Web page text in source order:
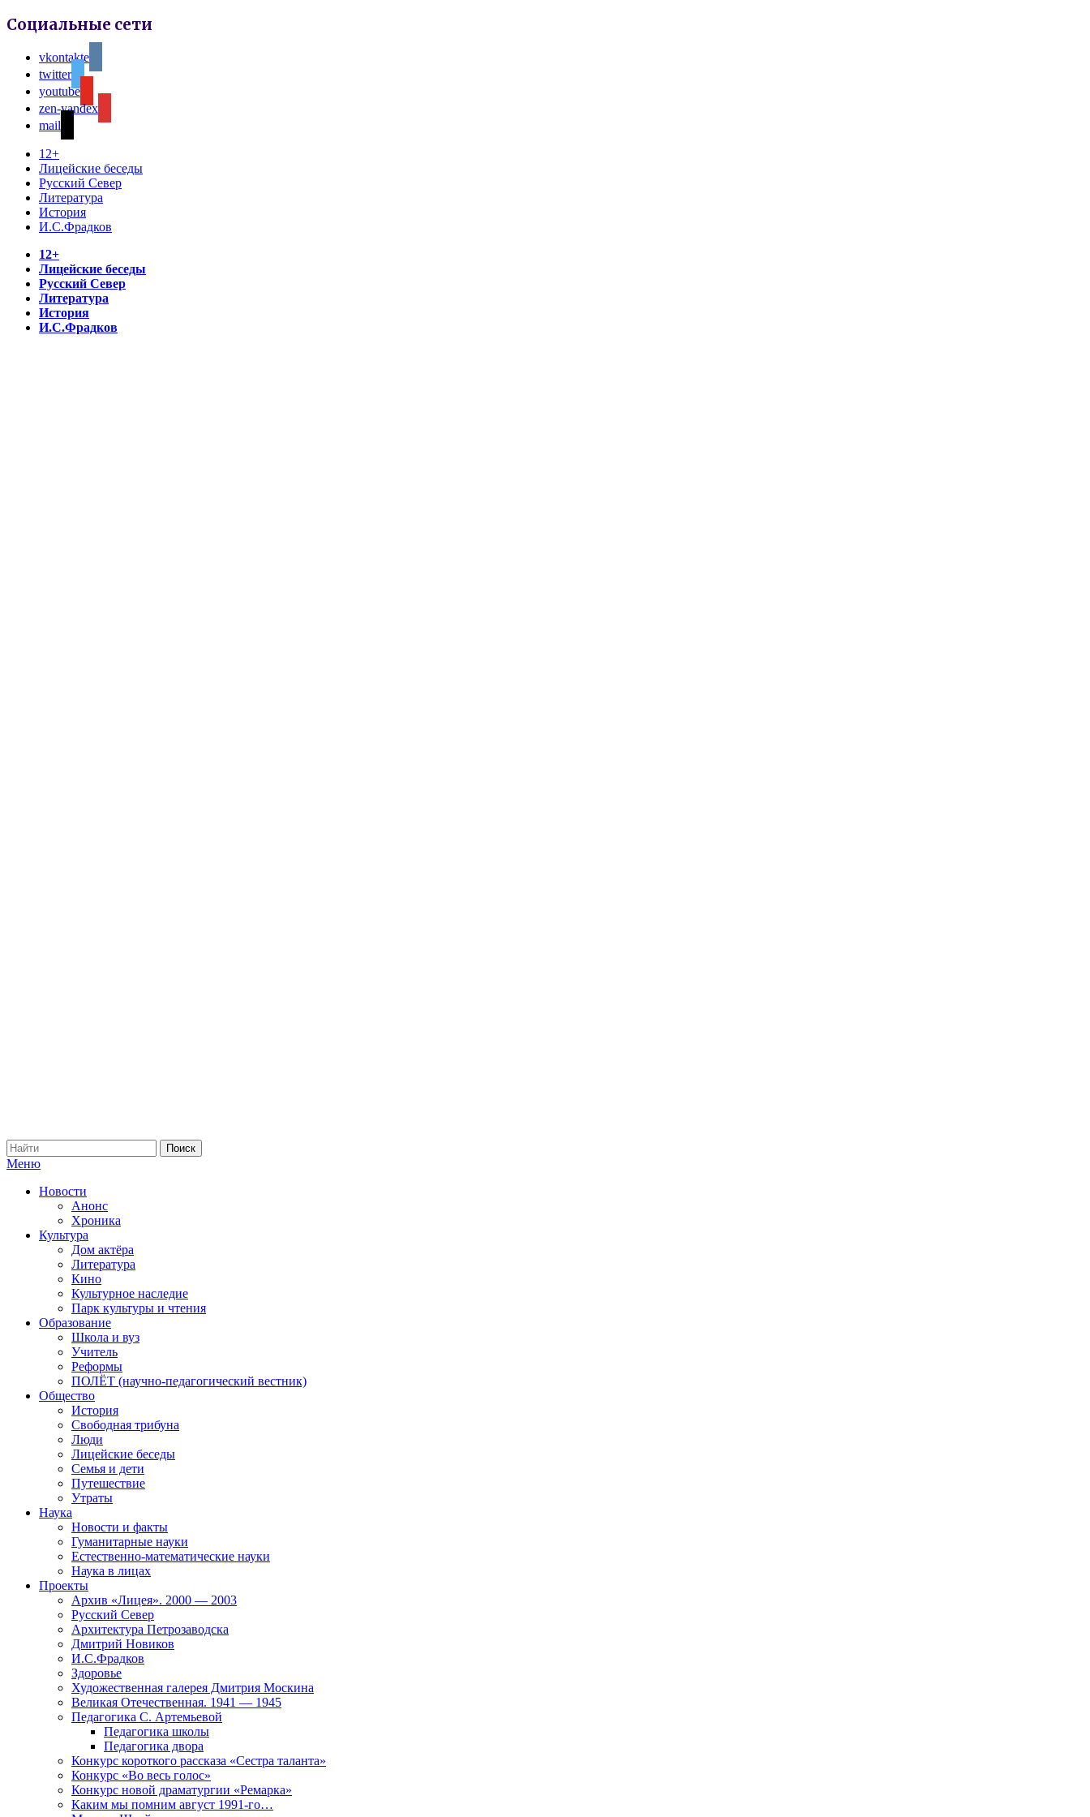
Социальные сети
vkontakte
twitter
youtube
zen-yandex
mail
12+
Лицейские беседы
Русский Север
Литература
История
И.С.Фрадков
12+
Лицейские беседы
Русский Север
Литература
История
И.С.Фрадков
Меню
Новости
Анонс
Хроника
Культура
Дом актёра
Литература
Кино
Культурное наследие
Парк культуры и чтения
Образование
Школа и вуз
Учитель
Реформы
ПОЛЁТ (научно-педагогический вестник)
Общество
История
Свободная трибуна
Люди
Лицейские беседы
Семья и дети
Путешествие
Утраты
Наука
Новости и факты
Гуманитарные науки
Естественно-математические науки
Наука в лицах
Проекты
Архив «Лицея». 2000 — 2003
Русский Север
Архитектура Петрозаводска
Дмитрий Новиков
И.С.Фрадков
Здоровье
Художественная галерея Дмитрия Москина
Великая Отечественная. 1941 — 1945
Педагогика С. Артемьевой
Педагогика школы
Педагогика двора
Конкурс короткого рассказа «Сестра таланта»
Конкурс «Во весь голос»
Конкурс новой драматургии «Ремарка»
Каким мы помним август 1991-го…